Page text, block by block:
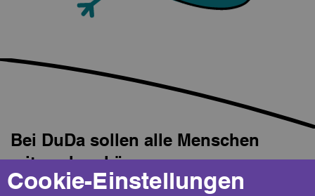
Bei DuDa sollen alle Menschen
mitmachen können.
Cookie-Einstellungen